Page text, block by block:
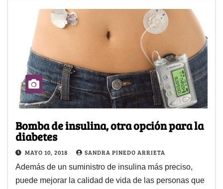
Bomba de insulina, otra opción para la
diabetes
MAYO 10, 2018 SANDRA PINEDO ARRIETA
Además de un suministro de insulina más preciso,
puede mejorar la calidad de vida de las personas que